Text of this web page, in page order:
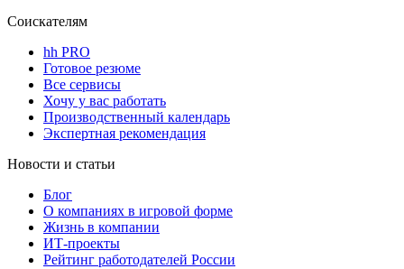
Соискателям
hh PRO
Готовое резюме
Все сервисы
Хочу у вас работать
Производственный календарь
Экспертная рекомендация
Новости и статьи
Блог
О компаниях в игровой форме
Жизнь в компании
ИТ-проекты
Рейтинг работодателей России